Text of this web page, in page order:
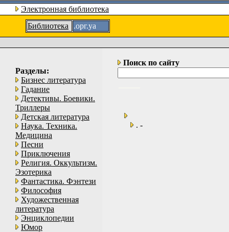
Электронная библиотека
Библиотека
.орг.уа
Разделы:
Бизнес литература
Гадание
Детективы. Боевики.
Триллеры
Детская литература
Наука. Техника.
Медицина
Песни
Приключения
Религия. Оккультизм.
Эзотерика
Фантастика. Фэнтези
Философия
Художественная
литература
Энциклопедии
Юмор
Поиск по сайту
. -